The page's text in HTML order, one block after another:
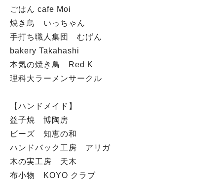
ごはん cafe Moi
焼き鳥 いっちゃん
手打ち職人集団 むげん
bakery Takahashi
本気の焼き鳥 Red K
理科大ラーメンサークル
【ハンドメイド】
益子焼 博陶房
ビーズ 知恵の和
ハンドバック工房 アリガ
木の実工房 天木
布小物 KOYO クラブ